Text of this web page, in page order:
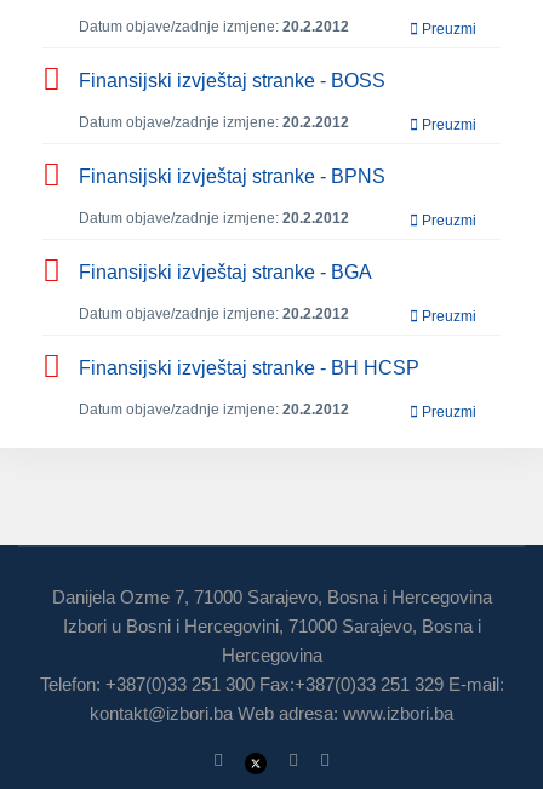
Datum objave/zadnje izmjene: 20.2.2012 Preuzmi
Finansijski izvještaj stranke - BOSS
Datum objave/zadnje izmjene: 20.2.2012 Preuzmi
Finansijski izvještaj stranke - BPNS
Datum objave/zadnje izmjene: 20.2.2012 Preuzmi
Finansijski izvještaj stranke - BGA
Datum objave/zadnje izmjene: 20.2.2012 Preuzmi
Finansijski izvještaj stranke - BH HCSP
Datum objave/zadnje izmjene: 20.2.2012 Preuzmi
Danijela Ozme 7, 71000 Sarajevo, Bosna i Hercegovina
Izbori u Bosni i Hercegovini, 71000 Sarajevo, Bosna i
Hercegovina
Telefon: +387(0)33 251 300 Fax:+387(0)33 251 329 E-mail:
kontakt@izbori.ba Web adresa: www.izbori.ba